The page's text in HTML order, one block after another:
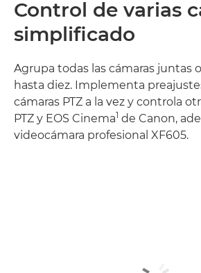
Control de varias
simplificado
Agrupa todas las cámaras juntas
hasta diez. Implementa
cámaras PTZ a la vez y controla
PTZ y EOS Cinema1 de Canon,
videocámara profesional XF605.